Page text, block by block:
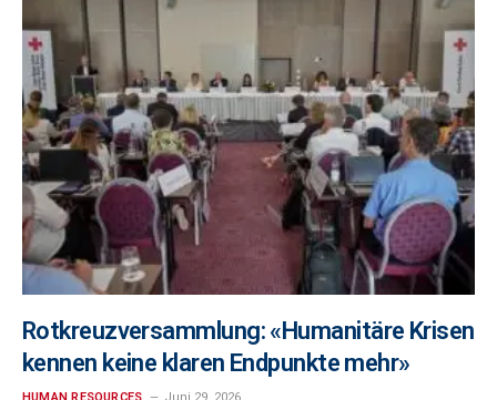
Rotkreuzversammlung: «Humanitäre Krisen
kennen keine klaren Endpunkte mehr»
HUMAN RESOURCES Juni 29, 2026